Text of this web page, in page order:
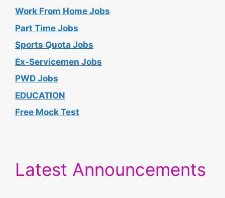
Work From Home Jobs
Part Time Jobs
Sports Quota Jobs
Ex-Servicemen Jobs
PWD Jobs
EDUCATION
Free Mock Test
Latest Announcements